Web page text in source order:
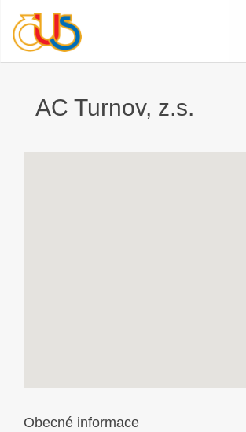
AC Turnov, z.s.
Obecné informace